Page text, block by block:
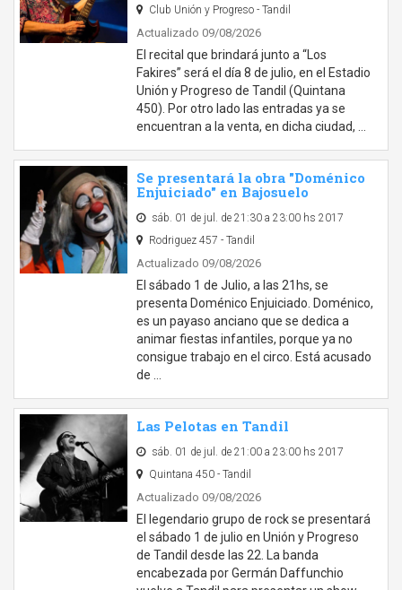
Club Unión y Progreso - Tandil
Actualizado 09/08/2026
El recital que brindará junto a “Los
Fakires” será el día 8 de julio, en el Estadio
Unión y Progreso de Tandil (Quintana
450). Por otro lado las entradas ya se
encuentran a la venta, en dicha ciudad, …
Se presentará la obra "Doménico
Enjuiciado" en Bajosuelo
sáb. 01 de jul. de 21:30 a 23:00 hs 2017
Rodriguez 457 - Tandil
Actualizado 09/08/2026
El sábado 1 de Julio, a las 21hs, se
presenta Doménico Enjuiciado. Doménico,
es un payaso anciano que se dedica a
animar fiestas infantiles, porque ya no
consigue trabajo en el circo. Está acusado
de …
Las Pelotas en Tandil
sáb. 01 de jul. de 21:00 a 23:00 hs 2017
Quintana 450 - Tandil
Actualizado 09/08/2026
El legendario grupo de rock se presentará
el sábado 1 de julio en Unión y Progreso
de Tandil desde las 22. La banda
encabezada por Germán Daffunchio